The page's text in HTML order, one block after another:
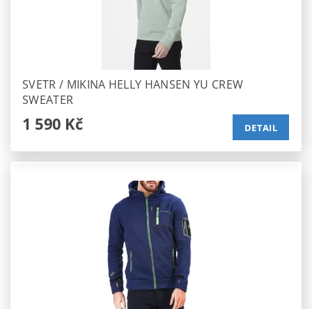
SVETR / MIKINA HELLY HANSEN YU CREW
SWEATER
1 590 Kč DETAIL